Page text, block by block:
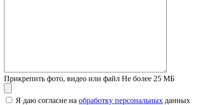
Прикрепить фото, видео или файл Не более 25 МБ
Я даю согласие на обработку персональных данных